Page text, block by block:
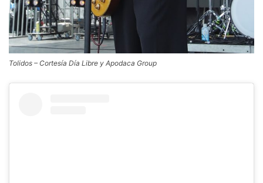
Tolidos – Cortesía Día Libre y Apodaca Group